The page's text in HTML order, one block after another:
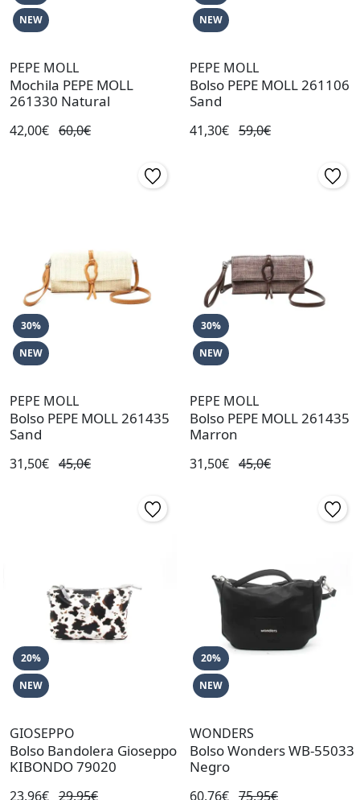
NEW
PEPE MOLL
Mochila PEPE MOLL
261330 Natural
42,00€ 60,0€
NEW
PEPE MOLL
Bolso PEPE MOLL 261106
Sand
41,30€ 59,0€
30%
NEW
PEPE MOLL
Bolso PEPE MOLL 261435
Sand
31,50€ 45,0€
30%
NEW
PEPE MOLL
Bolso PEPE MOLL 261435
Marron
31,50€ 45,0€
20%
NEW
GIOSEPPO
Bolso Bandolera Gioseppo
KIBONDO 79020
23,96€ 29,95€
20%
NEW
WONDERS
Bolso Wonders WB-55033
Negro
60,76€ 75,95€